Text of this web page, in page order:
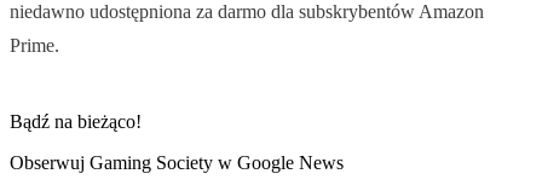
niedawno udostępniona za darmo dla subskrybentów Amazon
Prime.
Bądź na bieżąco!
Obserwuj Gaming Society w Google News